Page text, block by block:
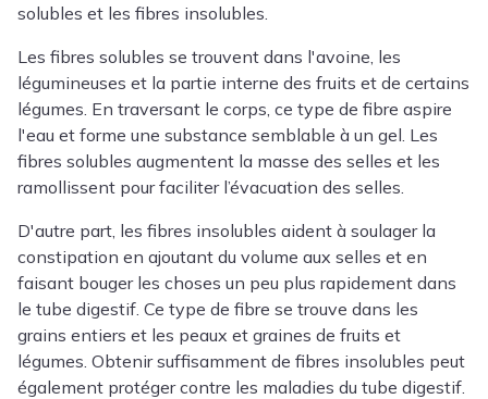
solubles et les fibres insolubles.
Les fibres solubles se trouvent dans l'avoine, les
légumineuses et la partie interne des fruits et de certains
légumes. En traversant le corps, ce type de fibre aspire
l'eau et forme une substance semblable à un gel. Les
fibres solubles augmentent la masse des selles et les
ramollissent pour faciliter l’évacuation des selles.
D'autre part, les fibres insolubles aident à soulager la
constipation en ajoutant du volume aux selles et en
faisant bouger les choses un peu plus rapidement dans
le tube digestif. Ce type de fibre se trouve dans les
grains entiers et les peaux et graines de fruits et
légumes. Obtenir suffisamment de fibres insolubles peut
également protéger contre les maladies du tube digestif.